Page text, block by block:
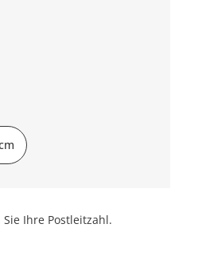
Ihre Postleitzahl.